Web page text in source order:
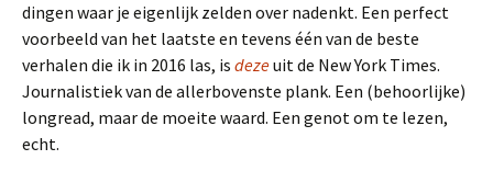
dingen waar je eigenlijk zelden over nadenkt. Een perfect
voorbeeld van het laatste en tevens één van de beste
verhalen die ik in 2016 las, is dezeuit de New York Times.
Journalistiek van de allerbovenste plank. Een (behoorlijke)
longread, maar de moeite waard. Een genot om te lezen,
echt.